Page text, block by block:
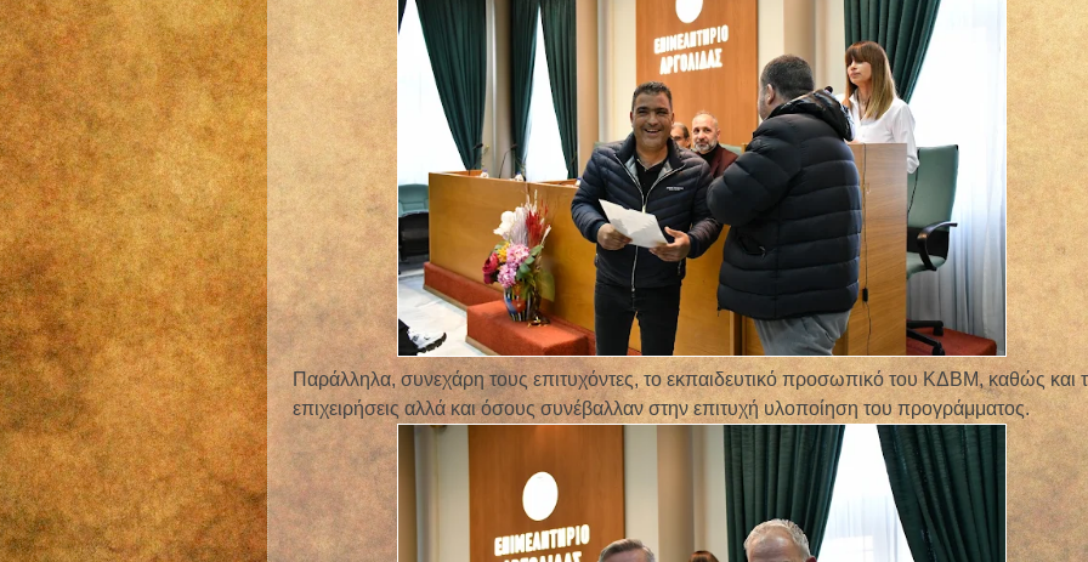
Παράλληλα, συνεχάρη τους επιτυχόντες, το εκπαιδευτικό προσωπικό του ΚΔΒΜ, καθώς και
επιχειρήσεις αλλά και όσους συνέβαλλαν στην επιτυχή υλοποίηση του προγράμματος.